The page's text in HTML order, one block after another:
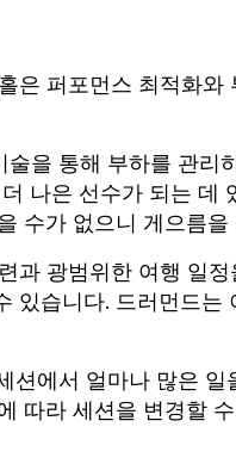
은 퍼포먼스 최적화와
을 통해 부하를 관리
나은 선수가 되는 데
수가 없으니 게으름
과 광범위한 여행 일
있습니다. 드러먼드는
에서 얼마나 많은 일
따라 세션을 변경할